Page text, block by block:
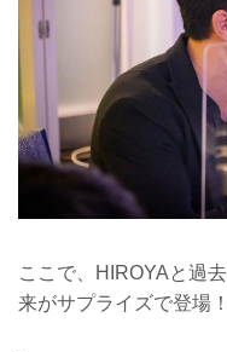
ここで、HIROYAと過
来がサプライズで登場